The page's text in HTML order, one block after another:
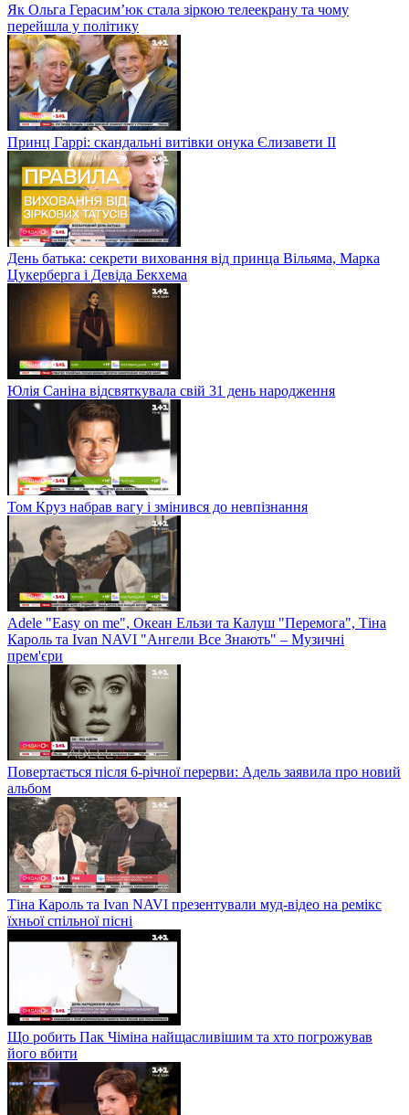
Як Ольга Герасим’юк стала зіркою телеекрану та чому
перейшла у політику
Принц Гаррі: скандальні витівки онука Єлизавети II
День батька: секрети виховання від принца Вільяма, Марка
Цукерберга і Девіда Бекхема
Юлія Саніна відсвяткувала свій 31 день народження
Том Круз набрав вагу і змінився до невпізнання
Adele "Easy on me", Океан Ельзи та Калуш "Перемога", Тіна
Кароль та Ivan NAVI "Ангели Все Знають" – Музичні
прем'єри
Повертається після 6-річної перерви: Адель заявила про новий
альбом
Тіна Кароль та Ivan NAVI презентували муд-відео на ремікс
їхньої спільної пісні
Що робить Пак Чіміна найщасливішим та хто погрожував
його вбити